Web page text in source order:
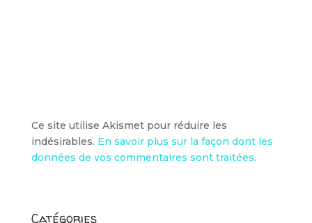
Ce site utilise Akismet pour réduire les
indésirables. En savoir plus sur la façon dont les
données de vos commentaires sont traitées.
Catégories